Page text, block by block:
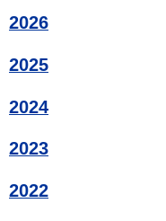
2026
2025
2024
2023
2022